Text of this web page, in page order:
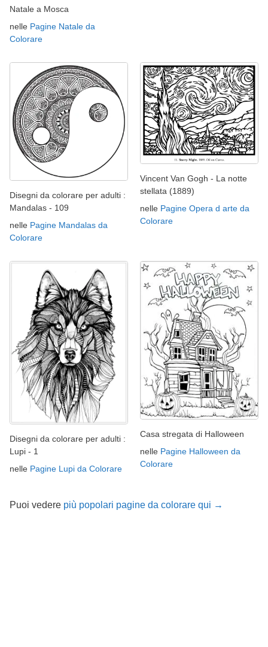
Natale a Mosca
nelle Pagine Natale da
Colorare
Disegni da colorare per adulti :
Mandalas - 109
nelle Pagine Mandalas da
Colorare
Vincent Van Gogh - La notte
stellata (1889)
nelle Pagine Opera d arte da
Colorare
Disegni da colorare per adulti :
Lupi - 1
nelle Pagine Lupi da Colorare
Casa stregata di Halloween
nelle Pagine Halloween da
Colorare
Puoi vedere più popolari pagine da colorare qui →